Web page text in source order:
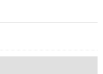
果＞
した当社のサービス
めご了承ください。